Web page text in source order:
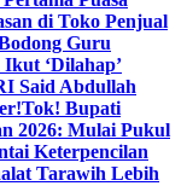
di Toko Penjual
Guru
‘Dilahap’
Said Abdullah
Tok! Bupati
2026: Mulai Pukul
Keterpencilan
Tarawih Lebih